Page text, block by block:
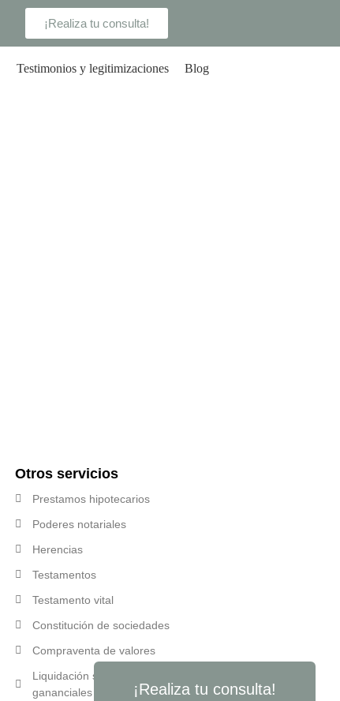
¡Realiza tu consulta!
Testimonios y legitimizaciones Blog
Otros servicios
Prestamos hipotecarios
Poderes notariales
Herencias
Testamentos
Testamento vital
Constitución de sociedades
Compraventa de valores
Liquidación sociedad de
gananciales
¡Realiza tu consulta!